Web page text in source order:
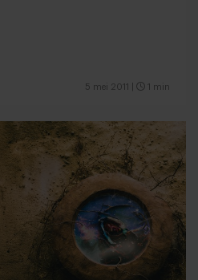
5 mei 2011 1 min